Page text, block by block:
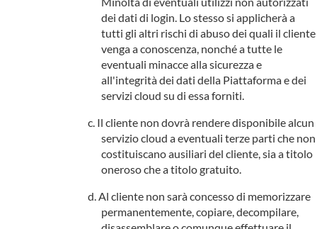
dei dati di login. Lo stesso si applicherà a
tutti gli altri rischi di abuso dei quali il cliente
venga a conoscenza, nonché a tutte le
eventuali minacce alla sicurezza e
all'integrità dei dati della Piattaforma e dei
servizi cloud su di essa forniti.
Il cliente non dovrà rendere disponibile alcun
servizio cloud a eventuali terze parti che non
costituiscano ausiliari del cliente, sia a titolo
oneroso che a titolo gratuito.
Al cliente non sarà concesso di memorizzare
permanentemente, copiare, decompilare,